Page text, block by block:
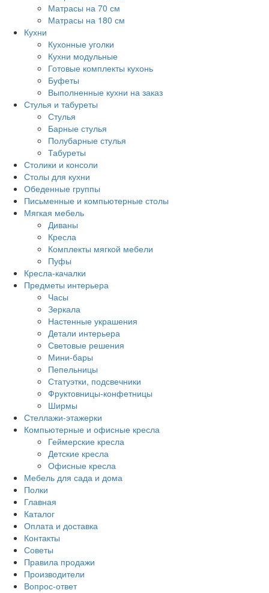
Матрасы на 70 см
Матрасы на 180 см
Кухни
Кухонные уголки
Кухни модульные
Готовые комплекты кухонь
Буфеты
Выполненные кухни на заказ
Стулья и табуреты
Стулья
Барные стулья
Полубарные стулья
Табуреты
Столики и консоли
Столы для кухни
Обеденные группы
Письменные и компьютерные столы
Мягкая мебель
Диваны
Кресла
Комплекты мягкой мебели
Пуфы
Кресла-качалки
Предметы интерьера
Часы
Зеркала
Настенные украшения
Детали интерьера
Световые решения
Мини-бары
Пепельницы
Статуэтки, подсвечники
Фруктовницы-конфетницы
Ширмы
Стеллажи-этажерки
Компьютерные и офисные кресла
Геймерские кресла
Детские кресла
Офисные кресла
Мебель для сада и дома
Полки
Главная
Каталог
Оплата и доставка
Контакты
Советы
Правила продажи
Производители
Вопрос-ответ